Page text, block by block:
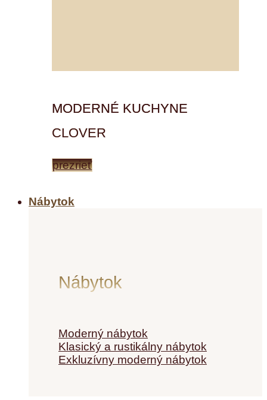
MODERNÉ KUCHYNE
CLOVER
prezrieť
Nábytok
Nábytok
Moderný nábytok
Klasický a rustikálny nábytok
Exkluzívny moderný nábytok